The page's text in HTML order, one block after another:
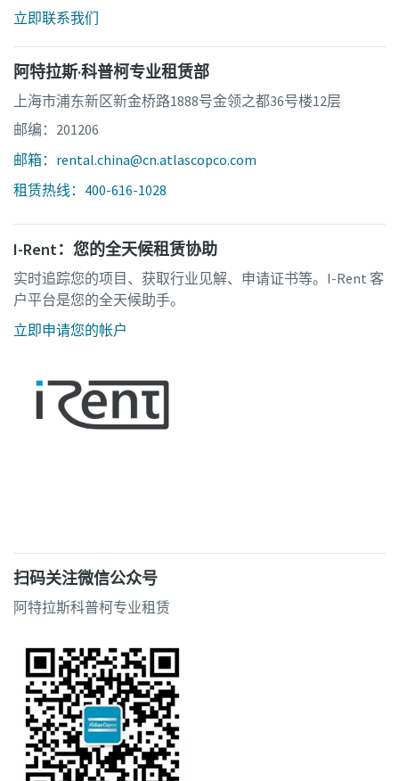
立即联系我们
阿特拉斯·科普柯专业租赁部
上海市浦东新区新金桥路1888号金领之都36号楼12层
邮编：201206
邮箱：rental.china@cn.atlascopco.com
租赁热线：400-616-1028
I-Rent：您的全天候租赁协助
实时追踪您的项目、获取行业见解、申请证书等。I-Rent 客
户平台是您的全天候助手。
立即申请您的帐户
扫码关注微信公众号
阿特拉斯科普柯专业租赁